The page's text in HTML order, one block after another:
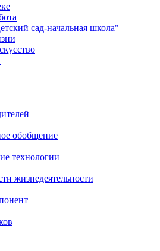
сад-начальная школа"
обобщение
технологии
жизнедеятельности